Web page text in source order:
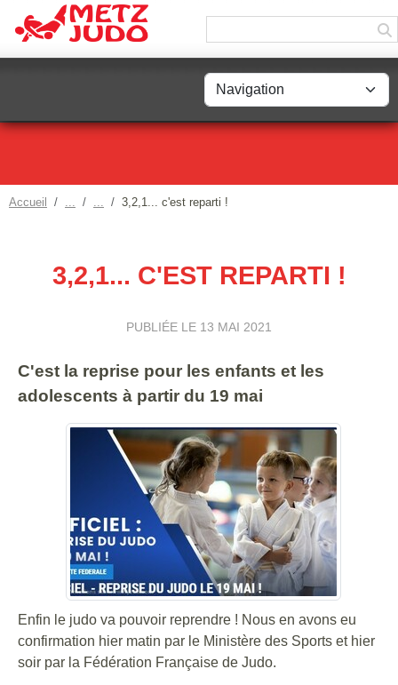
Accueil 3,2,1... c'est reparti !
3,2,1... C'EST REPARTI !
PUBLIÉE LE 13 MAI 2021
C'est la reprise pour les enfants et les
adolescents à partir du 19 mai
Enfin le judo va pouvoir reprendre ! Nous en avons eu
confirmation hier matin par le Ministère des Sports et hier
soir par la Fédération Française de Judo.
Panneau de gestion des cookies